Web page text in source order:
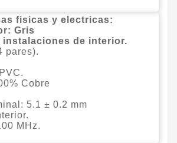
fisicas y electricas:
Gris
instalaciones de interior.
pares).
Cobre
5.1 ± 0.2 mm
MHz.